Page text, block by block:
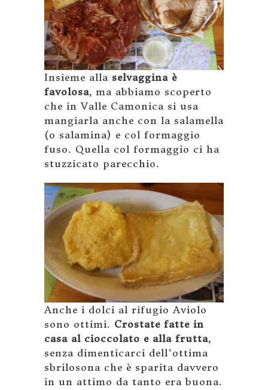
Insieme alla selvaggina è
favolosa, ma abbiamo scoperto
che in Valle Camonica si usa
mangiarla anche con la salamella
(o salamina) e col formaggio
fuso. Quella col formaggio ci ha
stuzzicato parecchio.
Anche i dolci al rifugio Aviolo
sono ottimi. Crostate fatte in
casa al cioccolato e alla frutta,
senza dimenticarci dell’ottima
sbrilosona che è sparita davvero
in un attimo da tanto era buona.